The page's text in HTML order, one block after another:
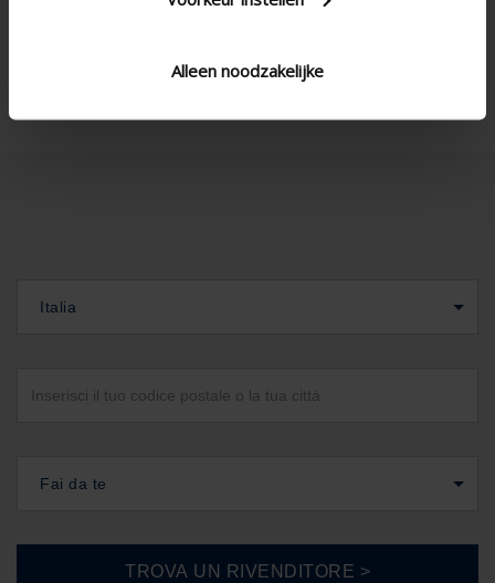
Alleen noodzakelijke
Italia
Fai da te